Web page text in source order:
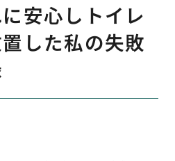
安心しトイレ
した私の失敗